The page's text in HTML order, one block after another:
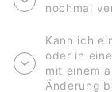
nochmal
Kann ich
oder in
mit einem
Änderung